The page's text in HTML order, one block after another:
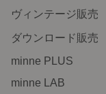
ヴィンテージ販売
ダウンロード販売
minne PLUS
minne LAB